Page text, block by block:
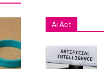
Ai Act